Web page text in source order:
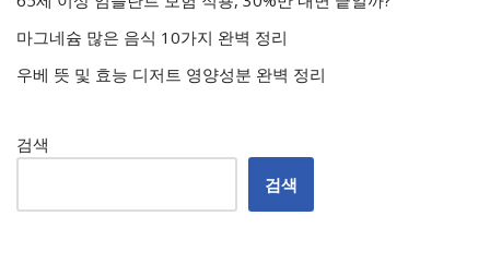
마그네슘 많은 음식 10가지 완벽 정리
우베 뜻 및 효능 디저트 영양성분 완벽 정리
검색
검색